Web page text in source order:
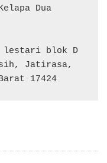
Dua
lestari blok D
Jatirasa,
17424